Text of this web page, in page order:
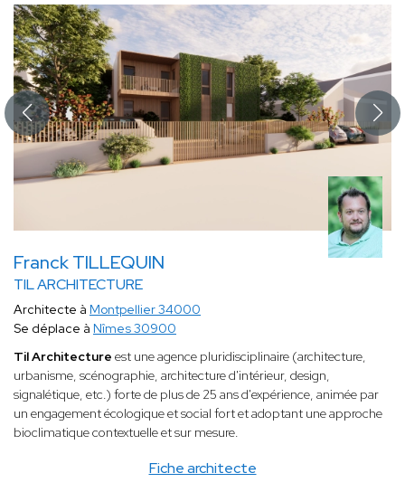
Franck TILLEQUIN
TIL ARCHITECTURE
Fiche architecte
Architecte à Montpellier 34000
Se déplace à Nîmes 30900
Til Architecture est une agence pluridisciplinaire (architecture,
urbanisme, scénographie, architecture d'intérieur, design,
signalétique, etc.) forte de plus de 25 ans d'expérience, animée par
un engagement écologique et social fort et adoptant une approche
bioclimatique contextuelle et sur mesure.